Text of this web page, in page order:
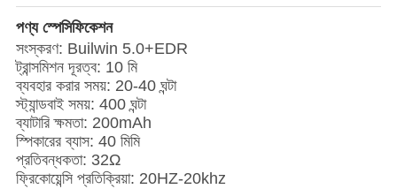
পণ্য স্পেসিফিকেশন
সংস্করণ: Builwin 5.0+EDR
ট্রান্সমিশন দূরত্ব: 10 মি
ব্যবহার করার সময়: 20-40 ঘন্টা
স্ট্যান্ডবাই সময়: 400 ঘন্টা
ব্যাটারি ক্ষমতা: 200mAh
স্পিকারের ব্যাস: 40 মিমি
প্রতিবন্ধকতা: 32Ω
ফ্রিকোয়েন্সি প্রতিক্রিয়া: 20HZ-20khz